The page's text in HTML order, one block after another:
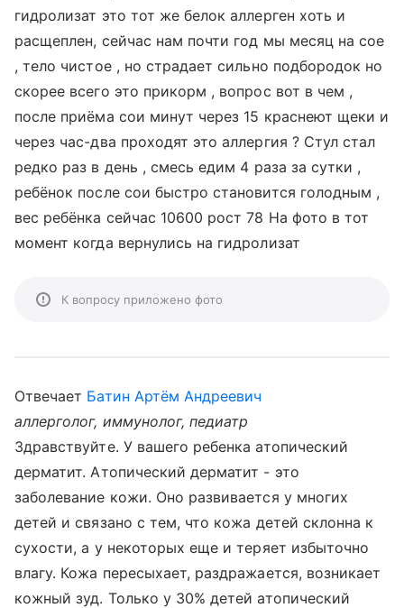
гидролизат это тот же белок аллерген хоть и
расщеплен, сейчас нам почти год мы месяц на сое
, тело чистое , но страдает сильно подбородок но
скорее всего это прикорм , вопрос вот в чем ,
после приёма сои минут через 15 краснеют щеки и
через час-два проходят это аллергия ? Стул стал
редко раз в день , смесь едим 4 раза за сутки ,
ребёнок после сои быстро становится голодным ,
вес ребёнка сейчас 10600 рост 78 На фото в тот
момент когда вернулись на гидролизат
К вопросу приложено фото
Отвечает Батин Артём Андреевич
аллерголог, иммунолог, педиатр
Здравствуйте. У вашего ребенка атопический
дерматит. Атопический дерматит - это
заболевание кожи. Оно развивается у многих
детей и связано с тем, что кожа детей склонна к
сухости, а у некоторых еще и теряет избыточно
влагу. Кожа пересыхает, раздражается, возникает
кожный зуд. Только у 30% детей атопический